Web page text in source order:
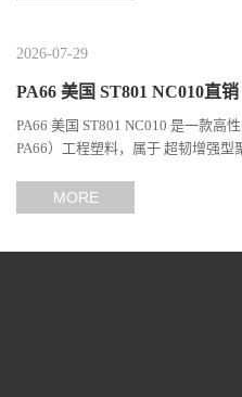
2026-07-29
PA66 美国 ST801 NC010直销
PA66 美国 ST801 NC010 是一款高
PA66）工程塑料，属于 超韧增强
MORE